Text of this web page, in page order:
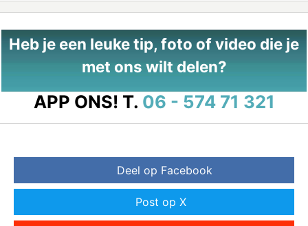
Heb je een leuke tip, foto of video die je
met ons wilt delen?
APP ONS! T. 06 - 574 71 321
Deel op Facebook
Post op X